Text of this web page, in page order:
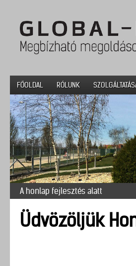
FŐOLDAL RÓLUNK
A honlap fejlesztés alatt
Üdvözöljük